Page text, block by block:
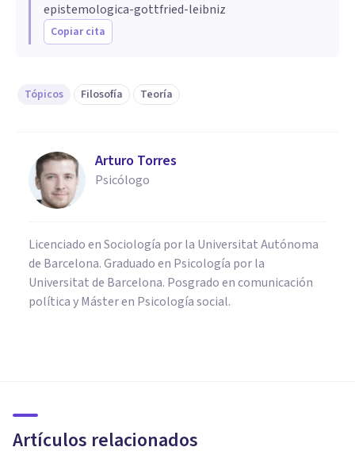
epistemologica-gottfried-leibniz
Copiar cita
Tópicos Filosofía Teoría
Arturo Torres
Psicólogo
Licenciado en Sociología por la Universitat Autónoma
de Barcelona. Graduado en Psicología por la
Universitat de Barcelona. Posgrado en comunicación
política y Máster en Psicología social.
Artículos relacionados
principales